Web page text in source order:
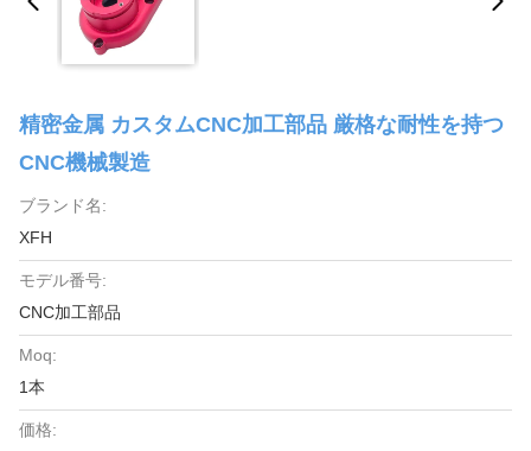
精密金属 カスタムCNC加工部品 厳格な耐性を持つ
CNC機械製造
ブランド名:
XFH
モデル番号:
CNC加工部品
Moq:
1本
価格: